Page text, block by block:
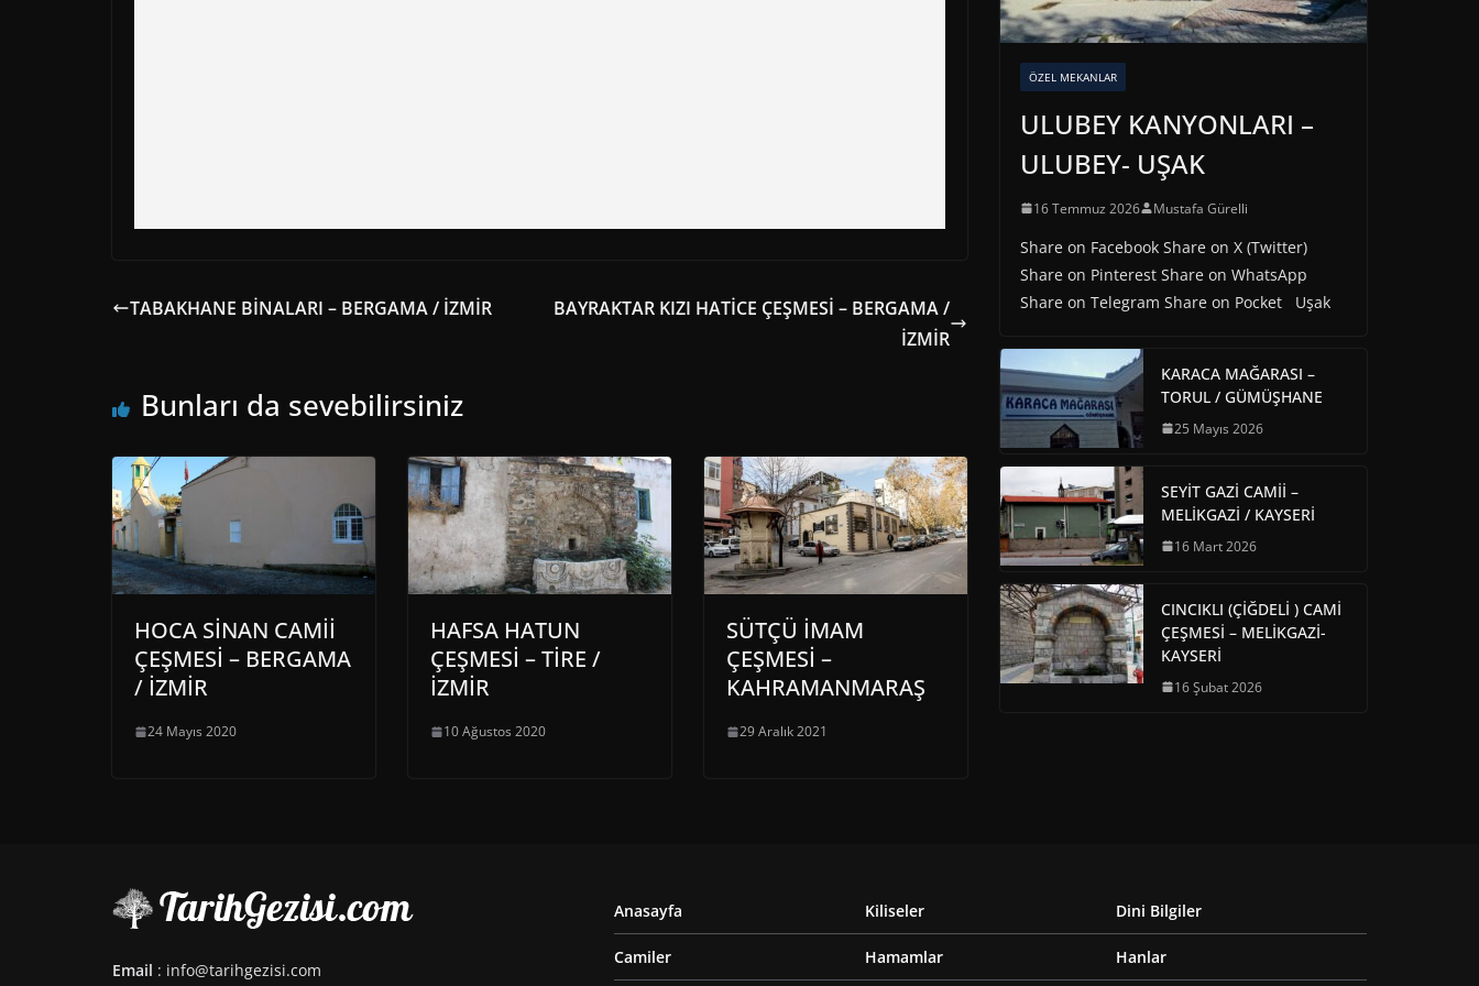
TABAKHANE BİNALARI – BERGAMA / İZMİR
BAYRAKTAR KIZI HATİCE ÇEŞMESİ – BERGAMA /
İZMİR
Bunları da sevebilirsiniz
HOCA SİNAN CAMİİ
ÇEŞMESİ – BERGAMA
/ İZMİR
24 Mayıs 2020
HAFSA HATUN
ÇEŞMESİ – TİRE /
İZMİR
10 Ağustos 2020
SÜTÇÜ İMAM
ÇEŞMESİ –
KAHRAMANMARAŞ
29 Aralık 2021
ÖZEL MEKANLAR
ULUBEY KANYONLARI –
ULUBEY- UŞAK
16 Temmuz 2026 Mustafa Gürelli
Share on Facebook Share on X (Twitter)
Share on Pinterest Share on WhatsApp
Share on Telegram Share on Pocket Uşak
KARACA MAĞARASI –
TORUL / GÜMÜŞHANE
25 Mayıs 2026
SEYİT GAZİ CAMİİ –
MELİKGAZİ / KAYSERİ
16 Mart 2026
CINCIKLI (ÇİĞDELİ ) CAMİ
ÇEŞMESİ – MELİKGAZİ-
KAYSERİ
16 Şubat 2026
Email : info@tarihgezisi.com
Anasayfa
Camiler
Kiliseler
Hamamlar
Dini Bilgiler
Hanlar